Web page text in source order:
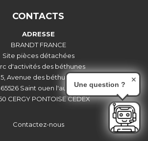
CONTACTS
ADRESSE
BRANDT FRANCE
Site pièces détachées
d'activités des béthunes
5, Avenue des béthunes
Saint ouen l'aumône
CERGY PONTOISE CEDEX
Contactez-nous
Une question ?
✕